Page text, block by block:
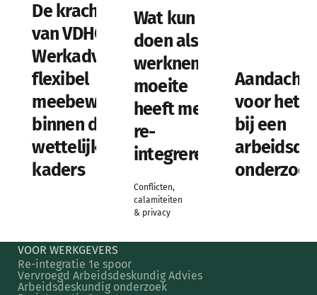
De kracht
van VDHC
Werkadvies:
flexibel
meebewegen
binnen de
wettelijke
kaders
Wat kun je
doen als je
werknemer
moeite
heeft met
re-
integreren?
Conflicten,
calamiteiten
& privacy
voor het
bij een
onderzoek
VOOR WERKGEVERS
Re-integratie 1e spoor
Vervroegd Arbeidsdeskundig Advies
Arbeidsdeskundig onderzoek